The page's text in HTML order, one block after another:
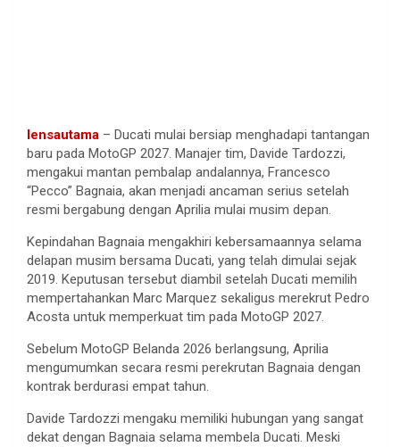
lensautama – Ducati mulai bersiap menghadapi tantangan
baru pada MotoGP 2027. Manajer tim, Davide Tardozzi,
mengakui mantan pembalap andalannya, Francesco
“Pecco” Bagnaia, akan menjadi ancaman serius setelah
resmi bergabung dengan Aprilia mulai musim depan.
Kepindahan Bagnaia mengakhiri kebersamaannya selama
delapan musim bersama Ducati, yang telah dimulai sejak
2019. Keputusan tersebut diambil setelah Ducati memilih
mempertahankan Marc Marquez sekaligus merekrut Pedro
Acosta untuk memperkuat tim pada MotoGP 2027.
Sebelum MotoGP Belanda 2026 berlangsung, Aprilia
mengumumkan secara resmi perekrutan Bagnaia dengan
kontrak berdurasi empat tahun.
Davide Tardozzi mengaku memiliki hubungan yang sangat
dekat dengan Bagnaia selama membela Ducati. Meski